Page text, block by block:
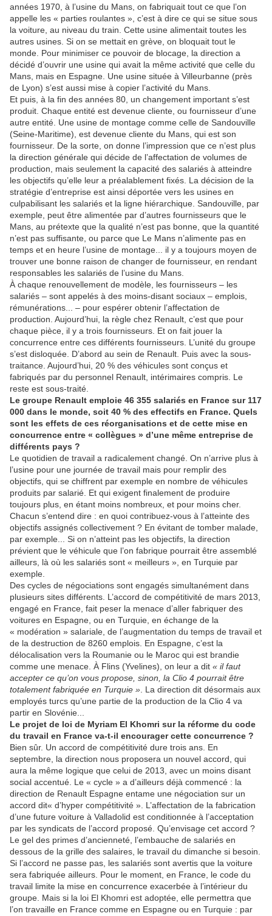
années 1970, à l’usine du Mans, on fabriquait tout ce que l’on
appelle les « parties roulantes », c’est à dire ce qui se situe sous
la voiture, au niveau du train. Cette usine alimentait toutes les
autres usines. Si on se mettait en grève, on bloquait tout le
monde. Pour minimiser ce pouvoir de blocage, la direction a
décidé d’ouvrir une usine qui avait la même activité que celle du
Mans, mais en Espagne. Une usine située à Villeurbanne (près
de Lyon) s’est aussi mise à copier l’activité du Mans.
Et puis, à la fin des années 80, un changement important s’est
produit. Chaque entité est devenue cliente, ou fournisseur d’une
autre entité. Une usine de montage comme celle de Sandouville
(Seine-Maritime), est devenue cliente du Mans, qui est son
fournisseur. De la sorte, on donne l’impression que ce n’est plus
la direction générale qui décide de l’affectation de volumes de
production, mais seulement la capacité des salariés à atteindre
les objectifs qu’elle leur a préalablement fixés. La décision de la
stratégie d’entreprise est ainsi déportée vers les usines en
culpabilisant les salariés et la ligne hiérarchique. Sandouville, par
exemple, peut être alimentée par d’autres fournisseurs que le
Mans, au prétexte que la qualité n’est pas bonne, que la quantité
n’est pas suffisante, ou parce que Le Mans n’alimente pas en
temps et en heure l’usine de montage... il y a toujours moyen de
trouver une bonne raison de changer de fournisseur, en rendant
responsables les salariés de l’usine du Mans.
À chaque renouvellement de modèle, les fournisseurs – les
salariés – sont appelés à des moins-disant sociaux – emplois,
rémunérations... – pour espérer obtenir l’affectation de
production. Aujourd’hui, la règle chez Renault, c’est que pour
chaque pièce, il y a trois fournisseurs. Et on fait jouer la
concurrence entre ces différents fournisseurs. L’unité du groupe
s’est disloquée. D’abord au sein de Renault. Puis avec la sous-
traitance. Aujourd’hui, 20 % des véhicules sont conçus et
fabriqués par du personnel Renault, intérimaires compris. Le
reste est sous-traité.
Le groupe Renault emploie 46 355 salariés en France sur 117
000 dans le monde, soit 40 % des effectifs en France. Quels
sont les effets de ces réorganisations et de cette mise en
concurrence entre « collègues » d’une même entreprise de
différents pays ?
Le quotidien de travail a radicalement changé. On n’arrive plus à
l’usine pour une journée de travail mais pour remplir des
objectifs, qui se chiffrent par exemple en nombre de véhicules
produits par salarié. Et qui exigent finalement de produire
toujours plus, en étant moins nombreux, et pour moins cher.
Chacun s’entend dire : en quoi contribuez-vous à l’atteinte des
objectifs assignés collectivement ? En évitant de tomber malade,
par exemple... Si on n’atteint pas les objectifs, la direction
prévient que le véhicule que l’on fabrique pourrait être assemblé
ailleurs, là où les salariés sont « meilleurs », en Turquie par
exemple.
Des cycles de négociations sont engagés simultanément dans
plusieurs sites différents. L’accord de compétitivité de mars 2013,
engagé en France, fait peser la menace d’aller fabriquer des
voitures en Espagne, ou en Turquie, en échange de la
« modération » salariale, de l’augmentation du temps de travail et
de la destruction de 8260 emplois. En Espagne, c’est la
délocalisation vers la Roumanie ou le Maroc qui est brandie
comme une menace. À Flins (Yvelines), on leur a dit « il faut
accepter ce qu’on vous propose, sinon, la Clio 4 pourrait être
totalement fabriquée en Turquie » . La direction dit désormais aux
employés turcs qu’une partie de la production de la Clio 4 va
partir en Slovénie...
Le projet de loi de Myriam El Khomri sur la réforme du code
du travail en France va-t-il encourager cette concurrence ?
Bien sûr. Un accord de compétitivité dure trois ans. En
septembre, la direction nous proposera un nouvel accord, qui
aura la même logique que celui de 2013, avec un moins disant
social accentué. Le « cycle » a d’ailleurs déjà commencé : la
direction de Renault Espagne entame une négociation sur un
accord dit« d’hyper compétitivité ». L’affectation de la fabrication
d’une future voiture à Valladolid est conditionnée à l’acceptation
par les syndicats de l’accord proposé. Qu’envisage cet accord ?
Le gel des primes d’ancienneté, l’embauche de salariés en
dessous de la grille des salaires, le travail du dimanche si besoin.
Si l’accord ne passe pas, les salariés sont avertis que la voiture
sera fabriquée ailleurs. Pour le moment, en France, le code du
travail limite la mise en concurrence exacerbée à l’intérieur du
groupe. Mais si la loi El Khomri est adoptée, elle permettra que
l’on travaille en France comme en Espagne ou en Turquie : par